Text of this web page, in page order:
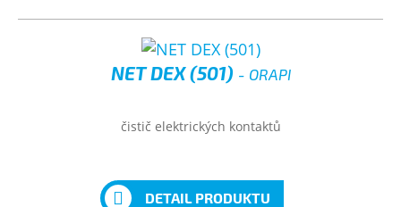
NET DEX (501) - ORAPI
čistič elektrických kontaktů
DETAIL PRODUKTU